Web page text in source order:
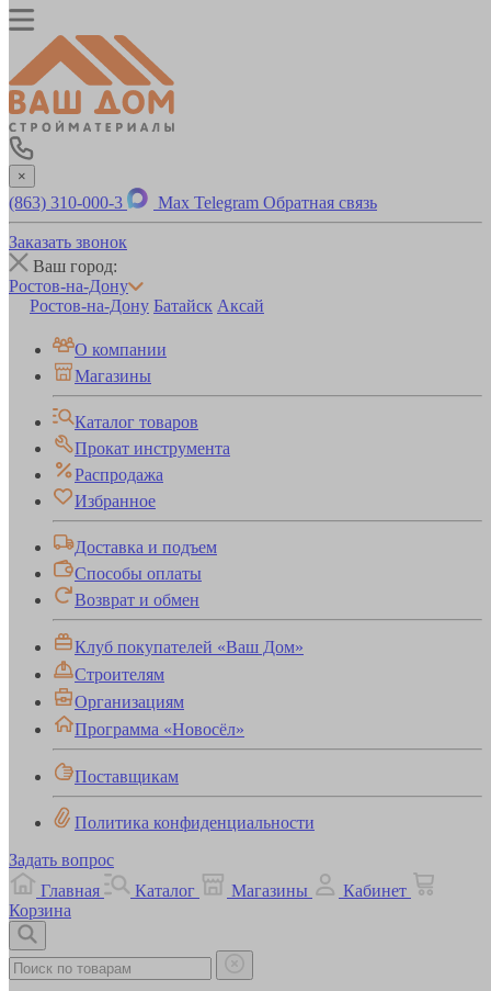
×
(863) 310-000-3 Max Telegram Обратная связь
Заказать звонок
Ваш город:
Ростов-на-Дону
Ростов-на-Дону Батайск Аксай
О компании
Магазины
Каталог товаров
Прокат инструмента
Распродажа
Избранное
Доставка и подъем
Способы оплаты
Возврат и обмен
Клуб покупателей «Ваш Дом»
Строителям
Организациям
Программа «Новосёл»
Поставщикам
Политика конфиденциальности
Задать вопрос
Главная
Каталог Магазины
Кабинет
Корзина